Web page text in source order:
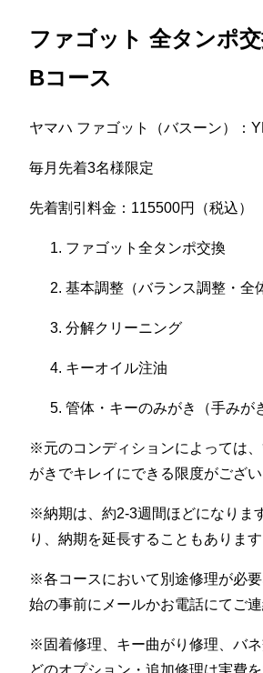
ファゴット 全タンポ
Bコース
ヤマハ ファゴット（バスーン）：
毎月先着3名様限定
先着割引料金：115500円（税込）
ファゴット全タンポ交換
基本調整（バランス調整・全
分解クリーニング
キーオイル注油
管体・キーのみがき（手みが
※元のコンディションによっては
がきでキレイにできる限度がござい
※納期は、約2-3週間ほどになりま
り、納期を延長することもあります
※各コースにおいて別途修理が必
始の事前にメールかお電話にてご連
※固着修理、キー曲がり修理、バ
どのオプション・追加修理は実費を